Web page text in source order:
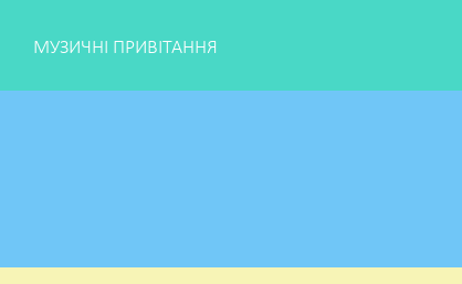
МУЗИЧНІ ПРИВІТАННЯ